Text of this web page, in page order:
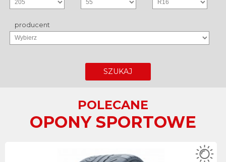
producent
SZUKAJ
POLECANE
OPONY SPORTOWE